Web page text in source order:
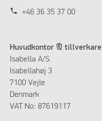
phone +46 36 35 37 00
Huvudkontor & tillverkare
Isabella A/S
Isabellahøj 3
7100 Vejle
Denmark
VAT No: 87619117